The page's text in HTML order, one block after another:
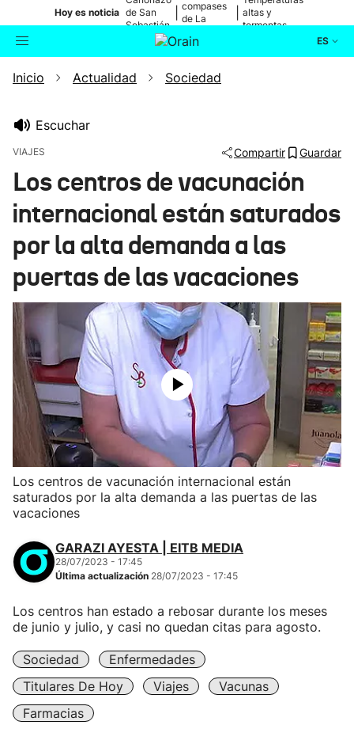
Hoy es noticia de San
Sebastián
compases
de La
altas y
tormentas
ES
Buscador Actualidad
Ikusmiran
Eguraldia
Inicio Actualidad Sociedad
Escuchar
VIAJES Compartir Guardar
Los centros de vacunación
internacional están saturados
por la alta demanda a las
puertas de las vacaciones
Los centros de vacunación internacional están
saturados por la alta demanda a las puertas de las
vacaciones
GARAZI AYESTA | EITB MEDIA
28/07/2023 - 17:45
Última actualización 28/07/2023 - 17:45
Los centros han estado a rebosar durante los meses
de junio y julio, y casi no quedan citas para agosto.
Sociedad
Enfermedades
Titulares De Hoy
Viajes
Vacunas
Farmacias